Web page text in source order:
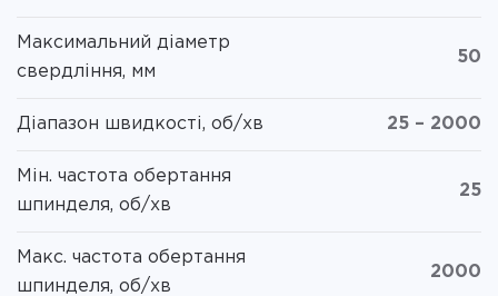
Максимальний діаметр
свердління, мм
50
Діапазон швидкості, об/хв 25 – 2000
Мін. частота обертання
шпинделя, об/хв
25
Макс. частота обертання
шпинделя, об/хв
2000